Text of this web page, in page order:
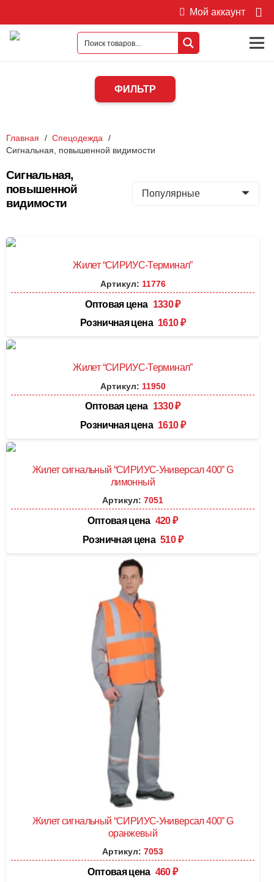
Мой аккаунт
ФИЛЬТР
Главная / Спецодежда
/
Сигнальная, повышенной видимости
Сигнальная,
повышенной
видимости
Жилет “СИРИУС-Терминал”
Артикул: 11776
Оптовая цена 1330₽
Розничная цена 1610₽
Жилет “СИРИУС-Терминал”
Артикул: 11950
Оптовая цена 1330₽
Розничная цена 1610₽
Жилет сигнальный “СИРИУС-Универсал 400” G
лимонный
Артикул: 7051
Оптовая цена 420₽
Розничная цена 510₽
Жилет сигнальный “СИРИУС-Универсал 400” G
оранжевый
Артикул: 7053
Оптовая цена 460₽